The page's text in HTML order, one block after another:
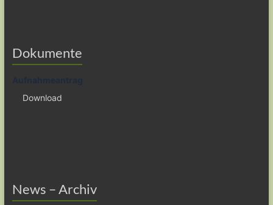
Dokumente
Download
News – Archiv